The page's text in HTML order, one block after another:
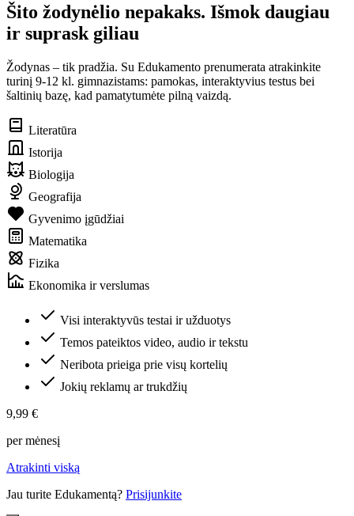
Šito žodynėlio nepakaks. Išmok daugiau
ir suprask giliau
Žodynas – tik pradžia. Su Edukamento prenumerata atrakinkite
turinį 9-12 kl. gimnazistams: pamokas, interaktyvius testus bei
šaltinių bazę, kad pamatytumėte pilną vaizdą.
Literatūra
Istorija
Biologija
Geografija
Gyvenimo įgūdžiai
Matematika
Fizika
Ekonomika ir verslumas
Visi interaktyvūs testai ir užduotys
Temos pateiktos video, audio ir tekstu
Neribota prieiga prie visų kortelių
Jokių reklamų ar trukdžių
9,99 €
per mėnesį
Atrakinti viską
Jau turite Edukamentą? Prisijunkite